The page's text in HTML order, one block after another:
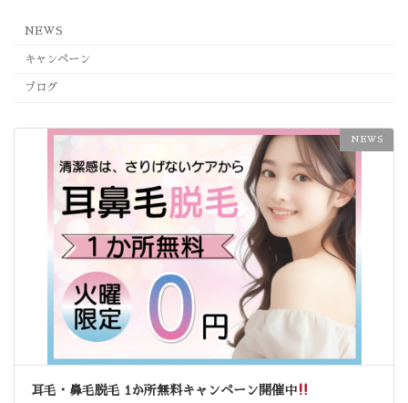
NEWS
キャンペーン
ブログ
NEWS
耳毛・鼻毛脱毛 1か所無料キャンペーン開催中